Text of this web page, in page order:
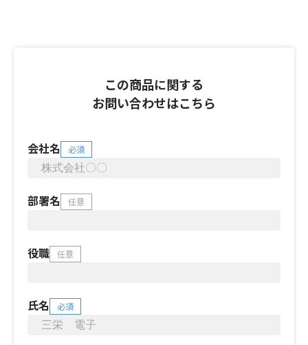
この商品に関する
お問い合わせはこちら
会社名 必須
部署名 任意
役職 任意
氏名 必須